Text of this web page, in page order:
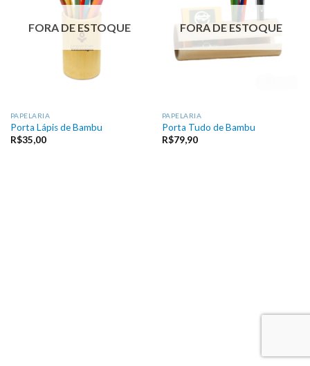
FORA DE ESTOQUE
PAPELARIA
Porta Lápis de Bambu
R$35,00
FORA DE ESTOQUE
PAPELARIA
Porta Tudo de Bambu
R$79,90